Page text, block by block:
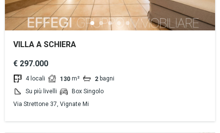
VILLA A SCHIERA
€ 297.000
4 locali 130 m² 2 bagni
Su più livelli
Box Singolo
Via Strettone 37, Vignate Mi